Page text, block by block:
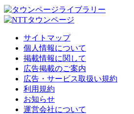
サイトマップ
個人情報について
掲載情報に関して
広告掲載のご案内
広告・サービス取扱い規約
利用規約
お知らせ
運営会社について